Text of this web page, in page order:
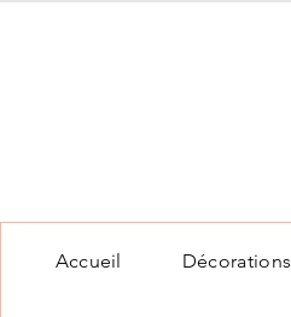
Accueil Décorations